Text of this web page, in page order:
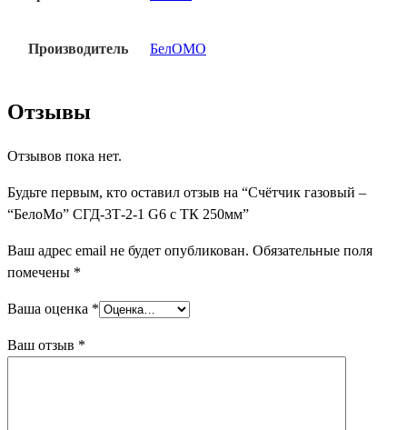
Производитель БелОМО
Отзывы
Отзывов пока нет.
Будьте первым, кто оставил отзыв на “Счётчик газовый –
“БелоМо” СГД-3Т-2-1 G6 с ТК 250мм”
Ваш адрес email не будет опубликован. Обязательные поля
помечены *
Ваша оценка *
Ваш отзыв *